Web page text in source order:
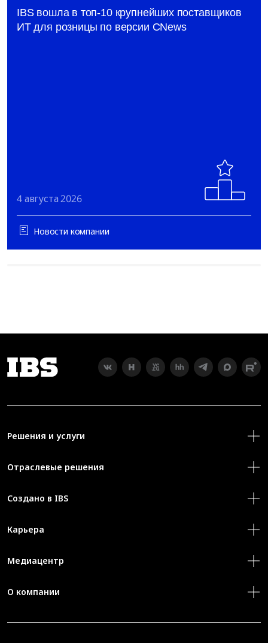
IBS вошла в топ-10 крупнейших поставщиков
ИТ для розницы по версии CNews
4 августа 2026
Новости компании
Решения и услуги
Отраслевые решения
Создано в IBS
Карьера
Медиацентр
О компании